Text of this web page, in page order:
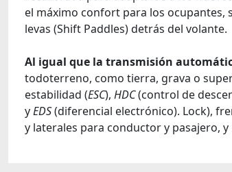
el máximo confort para los ocupantes,
levas (Shift Paddles) detrás del volante.
Al igual que la transmisión
todoterreno, como tierra, grava o
estabilidad (ESC), HDC(control de
yEDS(diferencial electrónico). Lock),
y laterales para conductor y pasajero,